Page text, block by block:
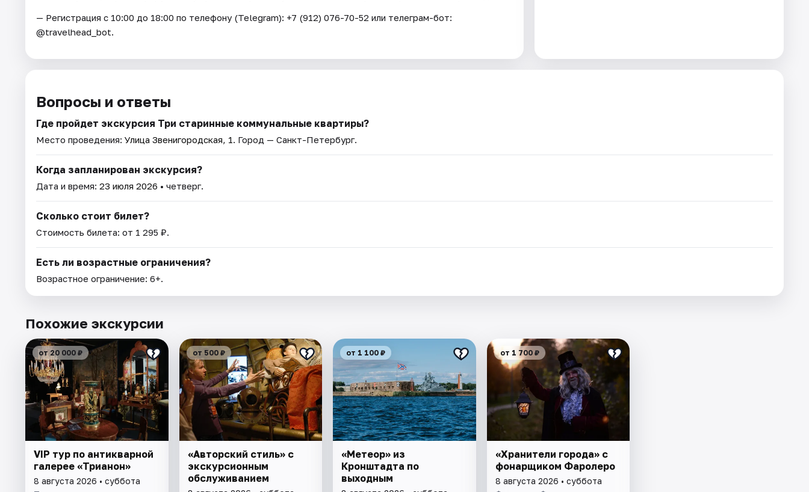
— Регистрация c 10:00 до 18:00 по телефону (Telegram): +7 (912) 076-70-52 или телеграм-бот:
@travelhead_bot.
Вопросы и ответы
Где пройдет экскурсия Три старинные коммунальные квартиры?
Место проведения: Улица Звенигородская, 1. Город — Санкт-Петербург.
Когда запланирован экскурсия?
Дата и время: 23 июля 2026 • четверг.
Сколько стоит билет?
Стоимость билета: от 1 295 ₽.
Есть ли возрастные ограничения?
Возрастное ограничение: 6+.
Похожие экскурсии
от 20 000 ₽
VIP тур по антикварной
галерее «Трианон»
8 августа 2026 • суббота
от 500 ₽
«Авторский стиль» с
экскурсионным
обслуживанием
от 1 100 ₽
«Метеор» из
Кронштадта по
выходным
от 1 700 ₽
«Хранители города» с
фонарщиком Фаролеро
8 августа 2026 • суббота